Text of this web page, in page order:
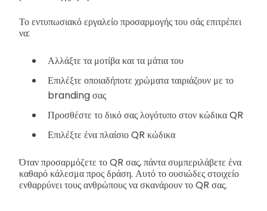
Το εντυπωσιακό εργαλείο προσαρμογής του σάς επιτρέπει
να:
Αλλάξτε τα μοτίβα και τα μάτια του
Επιλέξτε οποιαδήποτε χρώματα ταιριάζουν με το
branding σας
Προσθέστε το δικό σας λογότυπο στον κώδικα QR
Επιλέξτε ένα πλαίσιο QR κώδικα
Όταν προσαρμόζετε το QR σας, πάντα συμπεριλάβετε ένα
καθαρό κάλεσμα προς δράση. Αυτό το ουσιώδες στοιχείο
ενθαρρύνει τους ανθρώπους να σκανάρουν το QR σας.